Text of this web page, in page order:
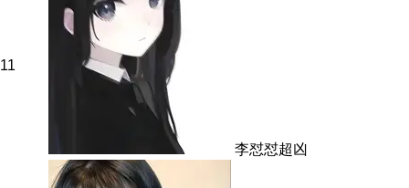
11
李怼怼超凶